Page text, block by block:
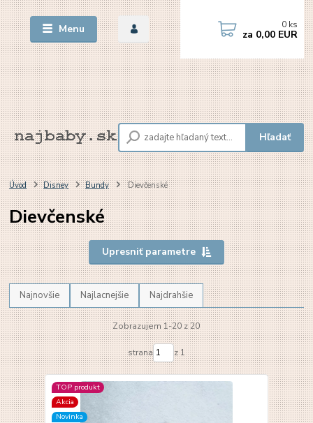
Menu
Hľadať
0 ks
za 0,00 EUR
Úvod Disney Bundy Dievčenské
Dievčenské
Upresniť parametre
Najnovšie Najlacnejšie Najdrahšie
Zobrazujem 1-20 z 20
strana z 1
TOP produkt
Akcia
Novinka